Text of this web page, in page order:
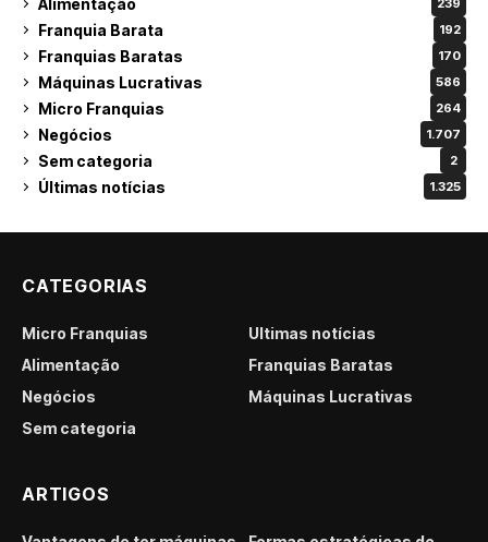
239
Franquia Barata 192
Franquias Baratas 170
Máquinas Lucrativas 586
Micro Franquias 264
Negócios 1.707
Sem categoria 2
Últimas notícias 1.325
CATEGORIAS
Micro Franquias
Últimas notícias
Alimentação
Franquias Baratas
Negócios
Máquinas Lucrativas
Sem categoria
ARTIGOS